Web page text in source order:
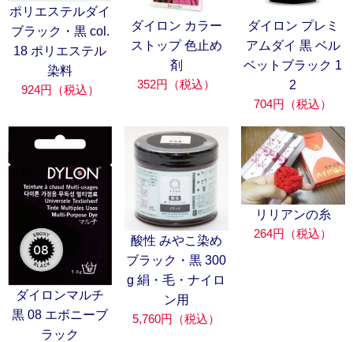
ポリエステルダイ
ブラック・黒 col.
18 ポリエステル
染料
924円（税込）
ダイロン カラー
ストップ 色止め
剤
352円（税込）
ダイロン プレミ
アムダイ 黒 ベル
ベットブラック 1
2
704円（税込）
ダイロンマルチ
黒 08 エボニーブ
ラック
酸性 みやこ染め
ブラック・黒 300
g 絹・毛・ナイロ
ン用
5,760円（税込）
リリアンの糸
264円（税込）